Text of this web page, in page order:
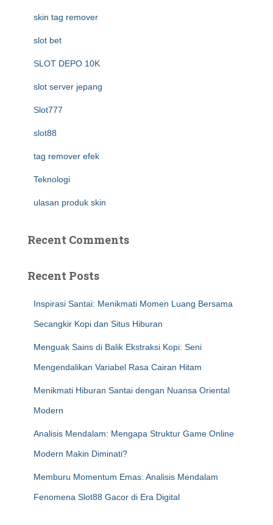
skin tag remover
slot bet
SLOT DEPO 10K
slot server jepang
Slot777
slot88
tag remover efek
Teknologi
ulasan produk skin
Recent Comments
Recent Posts
Inspirasi Santai: Menikmati Momen Luang Bersama
Secangkir Kopi dan Situs Hiburan
Menguak Sains di Balik Ekstraksi Kopi: Seni
Mengendalikan Variabel Rasa Cairan Hitam
Menikmati Hiburan Santai dengan Nuansa Oriental
Modern
Analisis Mendalam: Mengapa Struktur Game Online
Modern Makin Diminati?
Memburu Momentum Emas: Analisis Mendalam
Fenomena Slot88 Gacor di Era Digital